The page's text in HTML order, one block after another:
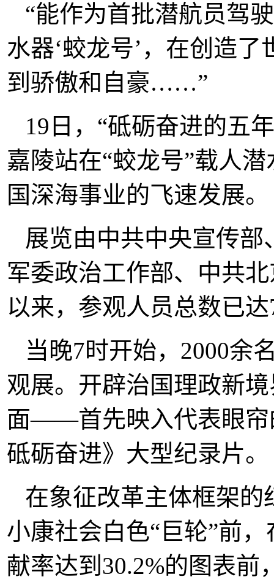
“能作为首批潜航员驾
水器‘蛟龙号’，在创造
到骄傲和自豪……”
19日，“砥砺奋进的五
嘉陵站在“蛟龙号”载人
国深海事业的飞速发展。
展览由中共中央宣传
军委政治工作部、中共
以来，参观人员总数已
当晚7时开始，2000余
观展。开辟治国理政新
面——首先映入代表眼帘
砥砺奋进》大型纪录片。
在象征改革主体框架的
小康社会白色“巨轮”前
献率达到30.2%的图表前